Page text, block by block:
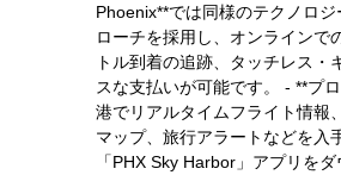
Phoenix**では同様のテクノロ
ローチを採用し、オンラインで
トル到着の追跡、タッチレス・
スな支払いが可能です。 - **プ
港でリアルタイムフライト情報
マップ、旅行アラートなどを入
「PHX Sky Harbor」アプリを